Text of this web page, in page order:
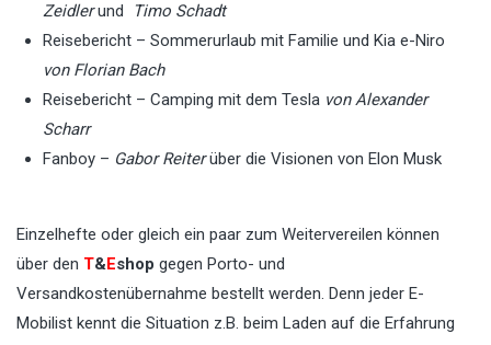
Zeidlerund
Timo Schadt
Reisebericht – Sommerurlaub mit Familie und Kia e-Niro
von Florian Bach
Reisebericht – Camping mit dem Tesla von Alexander
Scharr
Fanboy – Gabor Reiterüber die Visionen von Elon Musk
Einzelhefte oder gleich ein paar zum Weitervereilen können
über den T&Eshop gegen Porto- und
Versandkostenübernahme bestellt werden. Denn jeder E-
Mobilist kennt die Situation z.B. beim Laden auf die Erfahrung